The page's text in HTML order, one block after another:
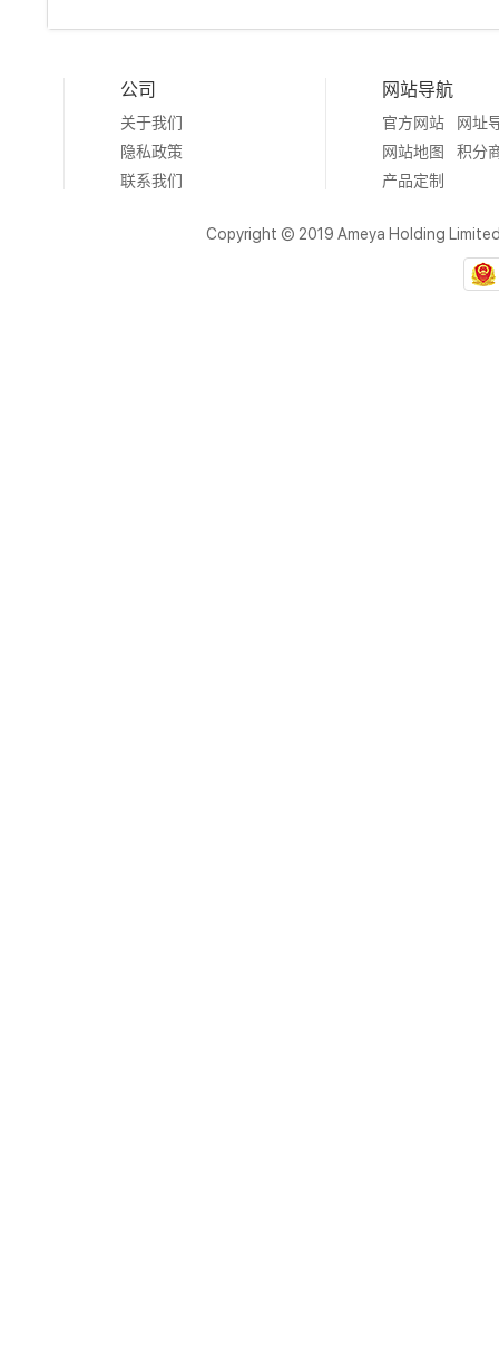
公司
关于我们
隐私政策
联系我们
网站导航
官方网站
网址
网站地图
积分
产品定制
Copyright © 2019 Ameya Holding